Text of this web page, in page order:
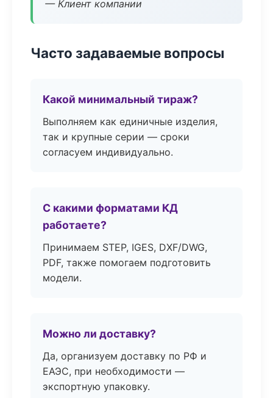
— Клиент компании
Часто задаваемые вопросы
Какой минимальный тираж?
Выполняем как единичные изделия,
так и крупные серии — сроки
согласуем индивидуально.
С какими форматами КД
работаете?
Принимаем STEP, IGES, DXF/DWG,
PDF, также помогаем подготовить
модели.
Можно ли доставку?
Да, организуем доставку по РФ и
ЕАЭС, при необходимости —
экспортную упаковку.